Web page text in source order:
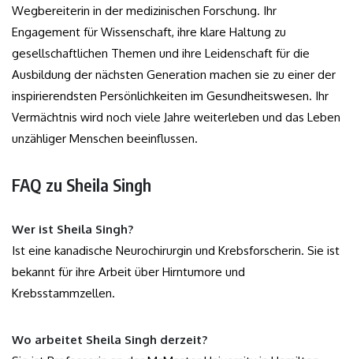
Wegbereiterin in der medizinischen Forschung. Ihr
Engagement für Wissenschaft, ihre klare Haltung zu
gesellschaftlichen Themen und ihre Leidenschaft für die
Ausbildung der nächsten Generation machen sie zu einer der
inspirierendsten Persönlichkeiten im Gesundheitswesen. Ihr
Vermächtnis wird noch viele Jahre weiterleben und das Leben
unzähliger Menschen beeinflussen.
FAQ zu Sheila Singh
Wer ist Sheila Singh?
Ist eine kanadische Neurochirurgin und Krebsforscherin. Sie ist
bekannt für ihre Arbeit über Hirntumore und
Krebsstammzellen.
Wo arbeitet Sheila Singh derzeit?